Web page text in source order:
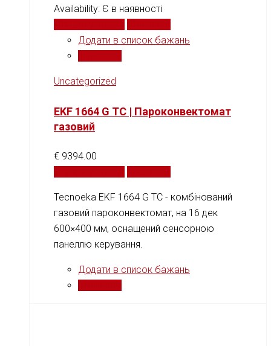
Availability: Є в наявності
Додати в список бажань
Uncategorized
EKF 1664 G TC | Пароконвектомат
газовий
€ 9394.00
Tecnoeka EKF 1664 G TC - комбінований
газовий пароконвектомат, на 16 дек
600×400 мм, оснащений сенсорною
панеллю керування.
Додати в список бажань